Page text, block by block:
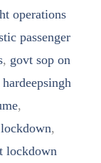
operations
passenger
, govt sop on
hardeepsingh
,
lockdown,
lockdown